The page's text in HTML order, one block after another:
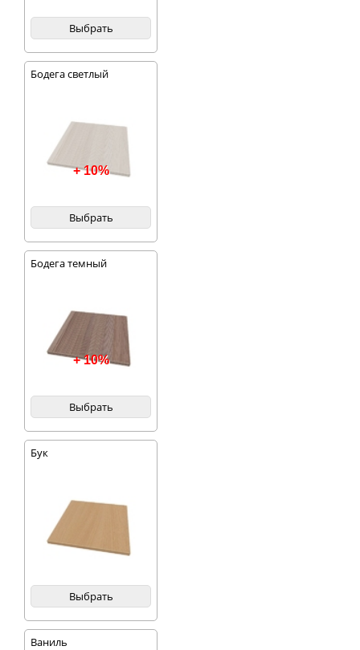
кирпичных домов.
Выбрать
Бодега светлый
+ 10%
Выбрать
Бодега темный
+ 10%
Выбрать
Бук
Выбрать
Ваниль